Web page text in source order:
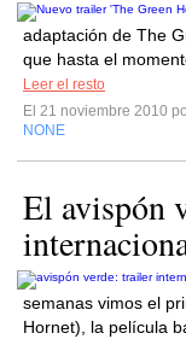
adaptación de The
que hasta el
Leer el resto
El 21 noviembre 2010
NONE
El avispón
semanas vimos el
Hornet), la película